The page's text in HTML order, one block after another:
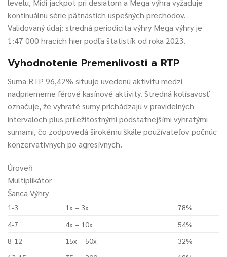
levelu, Midi jackpot pri desiatom a Mega výhra vyžaduje
kontinuálnu série pätnástich úspešných prechodov.
Validovaný údaj: stredná periodicita výhry Mega výhry je
1:47 000 hracích hier podľa štatistík od roka 2023.
Vyhodnotenie Premenlivosti a RTP
Suma RTP 96,42% situuje uvedenú aktivitu medzi
nadpriemerne férové kasínové aktivity. Stredná kolísavosť
označuje, že vyhraté sumy prichádzajú v pravidelných
intervaloch plus príležitostnými podstatnejšími vyhratými
sumami, čo zodpovedá širokému škále používateľov počnúc
konzervatívnych po agresívnych.
Úroveň
Multiplikátor
Šanca Výhry
1-3 1x – 3x
78%
4-7
4x – 10x
54%
8-12
15x – 50x
32%